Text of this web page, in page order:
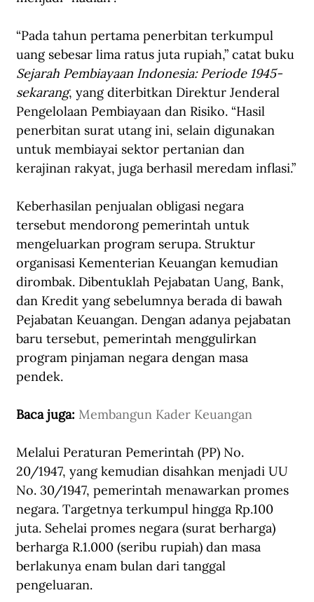
“Pada tahun pertama penerbitan terkumpul
uang sebesar lima ratus juta rupiah,” catat buku
Sejarah Pembiayaan Indonesia: Periode 1945-
sekarang, yang diterbitkan Direktur Jenderal
Pengelolaan Pembiayaan dan Risiko. “Hasil
penerbitan surat utang ini, selain digunakan
untuk membiayai sektor pertanian dan
kerajinan rakyat, juga berhasil meredam inflasi.”
Keberhasilan penjualan obligasi negara
tersebut mendorong pemerintah untuk
mengeluarkan program serupa. Struktur
organisasi Kementerian Keuangan kemudian
dirombak. Dibentuklah Pejabatan Uang, Bank,
dan Kredit yang sebelumnya berada di bawah
Pejabatan Keuangan. Dengan adanya pejabatan
baru tersebut, pemerintah menggulirkan
program pinjaman negara dengan masa
pendek.
Baca juga: Membangun Kader Keuangan
Melalui Peraturan Pemerintah (PP) No.
20/1947, yang kemudian disahkan menjadi UU
No. 30/1947, pemerintah menawarkan promes
negara. Targetnya terkumpul hingga Rp.100
juta. Sehelai promes negara (surat berharga)
berharga R.1.000 (seribu rupiah) dan masa
berlakunya enam bulan dari tanggal
pengeluaran.